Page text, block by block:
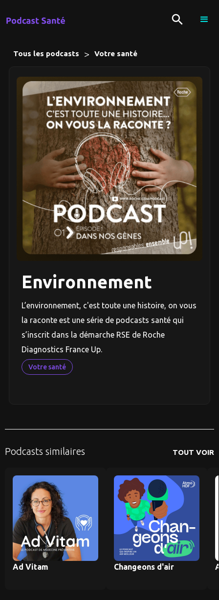
Tous les podcasts > Votre santé
Environnement
L’environnement, c'est toute une histoire, on vous
la raconte est une série de podcasts santé qui
s’inscrit dans la démarche RSE de Roche
Diagnostics France Up.
Votre santé
Podcasts similaires TOUT VOIR
Ad Vitam Changeons d'air